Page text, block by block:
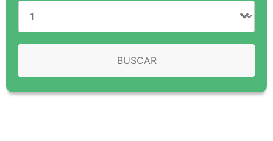
BUSCAR